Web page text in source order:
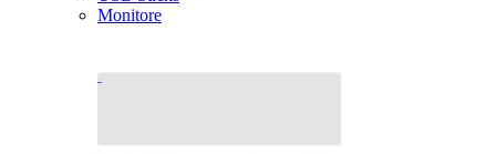
Monitore